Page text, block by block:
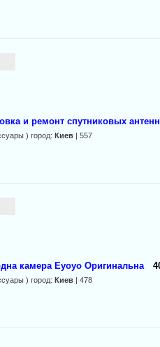
и ремонт спутниковых
) город: Киев| 557
камера Eyoyo Оригинальна
) город: Киев| 478